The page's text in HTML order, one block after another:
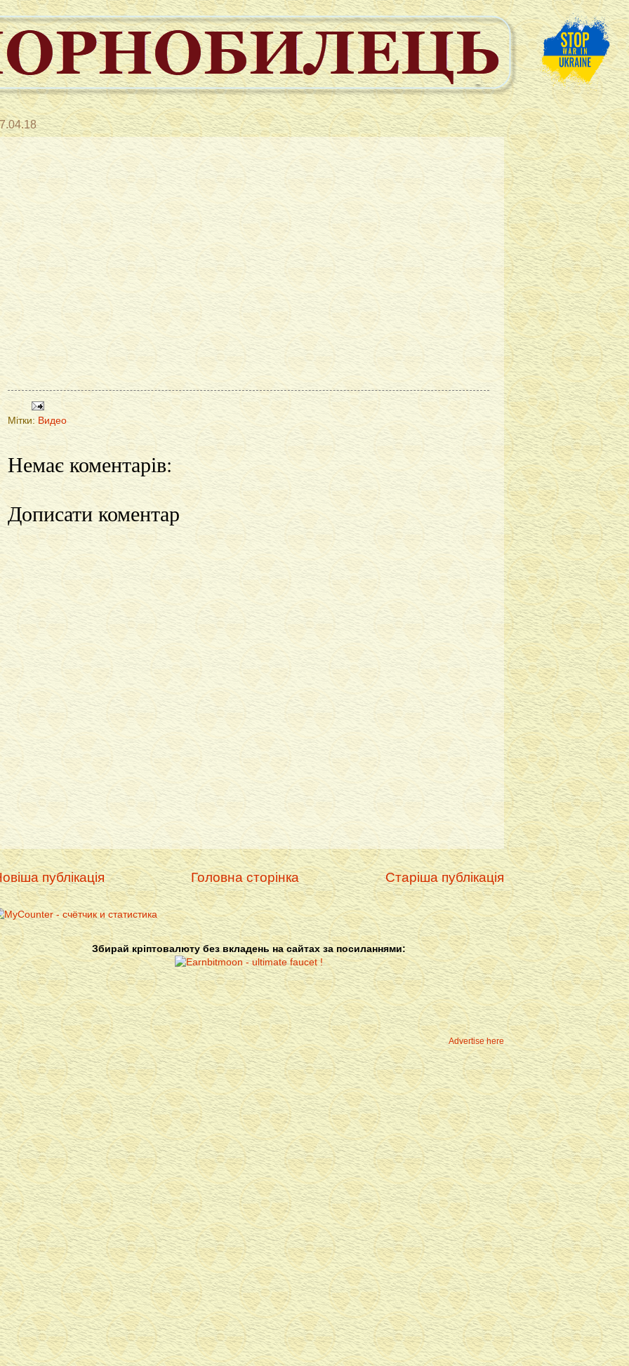
Мітки: Видео
Немає коментарів:
Дописати коментар
публікація Старіша публікація
Головна сторінка
Збирай кріптовалюту без вкладень на сайтах за посиланнями:
Advertise here